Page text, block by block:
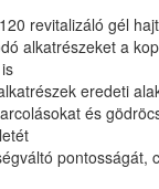
revitalizáló gél
alkatrészeket a
eredeti
és
pontosságát,